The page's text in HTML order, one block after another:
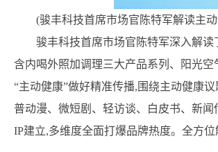
(骏丰科技首席市场官陈特军解读主
骏丰科技首席市场官陈特军深入解读
含内喝外照加调理三大产品系列、阳光
“主动健康”做好精准传播,围绕主动健康
普动漫、微短剧、轻访谈、白皮书、新
IP建立,多维度全面打爆品牌热度。全方